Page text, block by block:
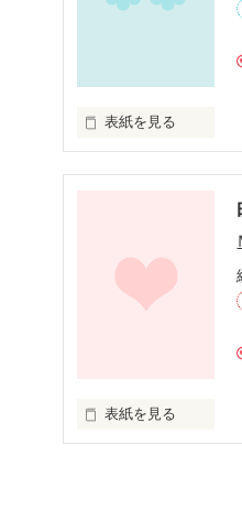
表紙を見る
表紙を見る